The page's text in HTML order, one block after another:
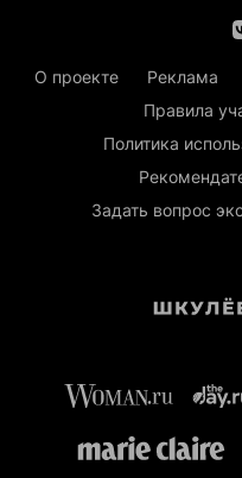
О проекте Реклама
Правила
Политика
Задать вопрос